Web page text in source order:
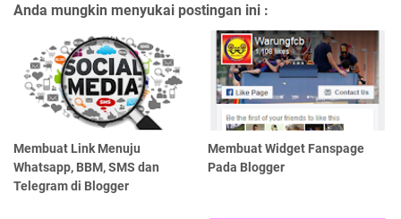
Anda mungkin menyukai postingan ini :
Membuat Link Menuju
Whatsapp, BBM, SMS dan
Telegram di Blogger
Membuat Widget Fanspage
Pada Blogger